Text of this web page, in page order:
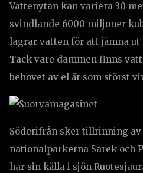
Vattenytan kan variera 30
svindlande 6000 miljoner
lagrar vatten för att jämna
Tack vare dammen finns
behovet av el är som störst
Söderifrån sker tillrinning
nationalparkerna Sarek och
har sin källa i sjön